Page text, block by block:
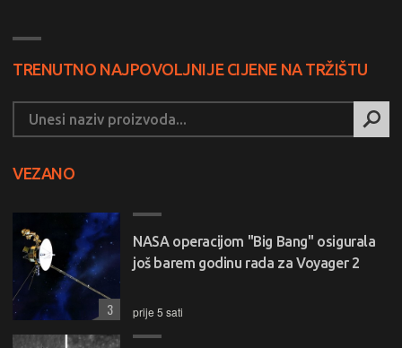
TRENUTNO NAJPOVOLJNIJE CIJENE NA TRŽIŠTU
VEZANO
NASA operacijom "Big Bang" osigurala
još barem godinu rada za Voyager 2
prije 5 sati
3